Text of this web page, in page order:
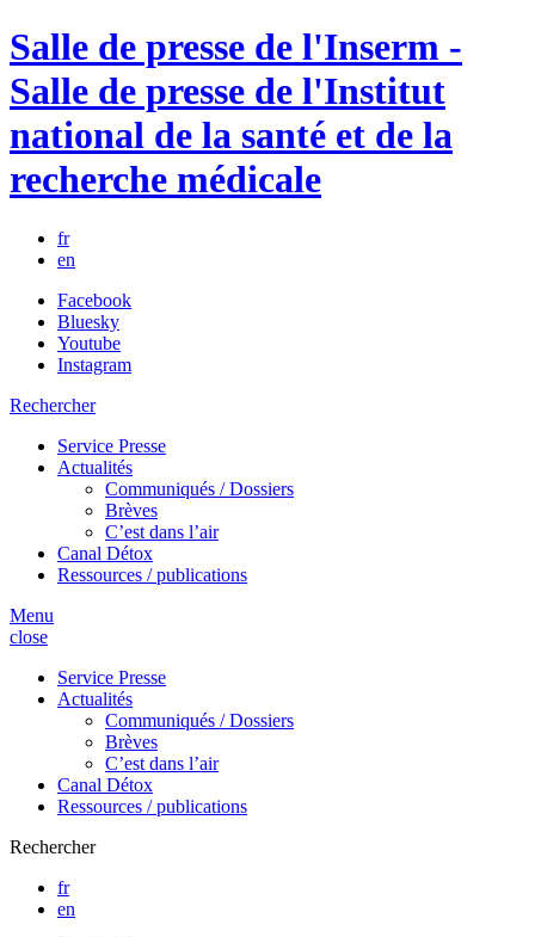
Salle de presse de l'Inserm -
Salle de presse de l'Institut
national de la santé et de la
recherche médicale
fr
en
Facebook
Bluesky
Youtube
Instagram
Rechercher
Service Presse
Actualités
Communiqués / Dossiers
Brèves
C’est dans l’air
Canal Détox
Ressources / publications
Menu
close
Service Presse
Actualités
Communiqués / Dossiers
Brèves
C’est dans l’air
Canal Détox
Ressources / publications
Rechercher
fr
en